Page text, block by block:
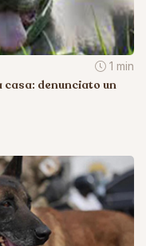
1 min
casa: denunciato un